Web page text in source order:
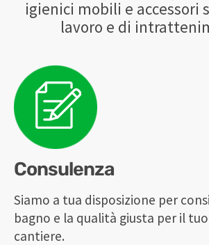
igienici mobili e accessori
lavoro e di
Consulenza
Siamo a tua disposizione per
bagno e la qualità giusta per il
cantiere.